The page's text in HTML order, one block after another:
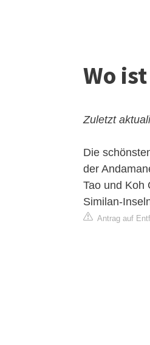
Wo
Zuletzt
Die
der
Tao und Koh
Similan-
Antrag auf